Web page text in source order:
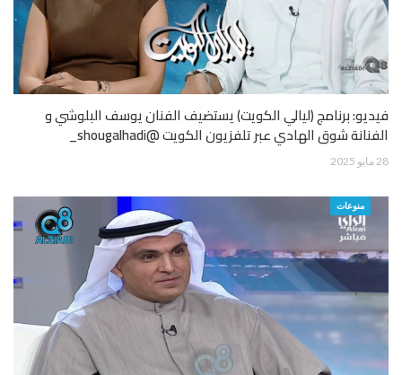
فيديو: برنامج (ليالي الكويت) يستضيف الفنان يوسف البلوشي و
الفنانة شوق الهادي عبر تلفزيون الكويت @shougalhadi_
28 مايو 2025
منوعات